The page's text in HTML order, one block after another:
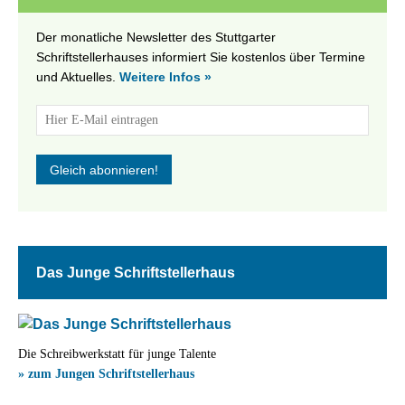
Der monatliche Newsletter des Stuttgarter
Schriftstellerhauses informiert Sie kostenlos über Termine
und Aktuelles. Weitere Infos »
Das Junge Schriftstellerhaus
Die Schreibwerkstatt für junge Talente
» zum Jungen Schriftstellerhaus